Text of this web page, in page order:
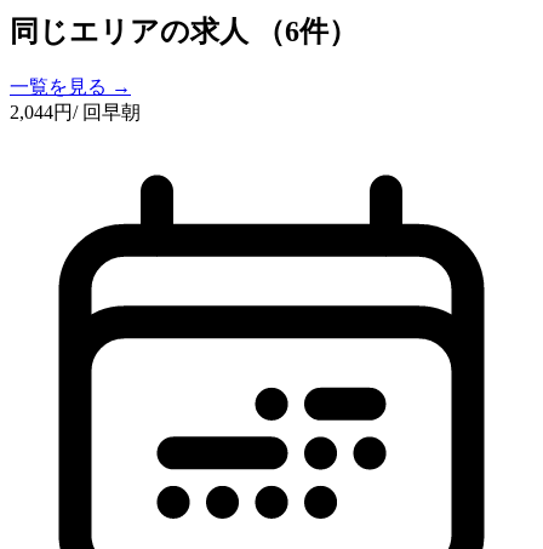
同じエリアの求人 （6件）
一覧を見る →
2,044円/ 回早朝